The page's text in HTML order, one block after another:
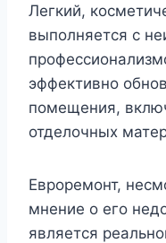
Легкий,
выполняется с
эффективно
помещения,
отделочных
Евроремонт,
мнение о его
является